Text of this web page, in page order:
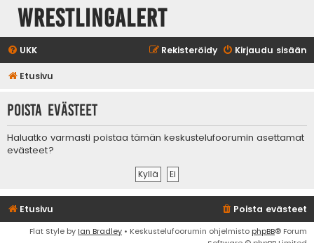
WrestlingAlert
UKK Kirjaudu sisään
Rekisteröidy
Etusivu
Poista evästeet
Haluatko varmasti poistaa tämän keskustelufoorumin asettamat
evästeet?
Etusivu Poista evästeet
Flat Style by Ian Bradley • Keskustelufoorumin ohjelmisto phpBB® Forum